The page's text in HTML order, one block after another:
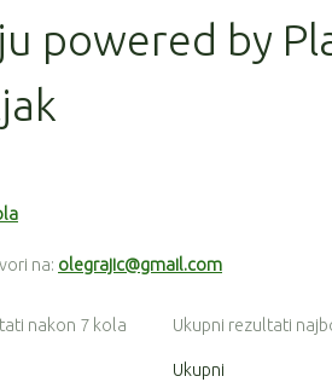
powered by
na: olegrajic@gmail.com
nakon 7 kola Ukupni rezultati
Ukupni